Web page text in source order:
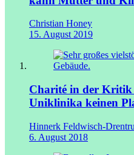
Christian Honey
15. August 2019
Charité in der Kritik
Uniklinika keinen
Hinnerk Feldwisch-
6. August 2018